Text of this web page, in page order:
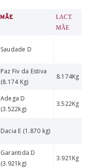
MÃE
LACT.
MÃE
Saudade D
Paz Fiv da Estiva
(8.174 Kg)
8.174Kg
Adega D
(3.522kg)
3.522Kg
Dacia E (1.870 kg)
Garantida D
(3.921kg)
3.921Kg